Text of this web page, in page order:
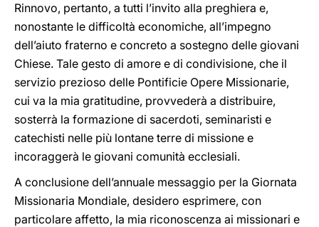
Rinnovo, pertanto, a tutti l’invito alla preghiera e,
nonostante le difficoltà economiche, all’impegno
dell’aiuto fraterno e concreto a sostegno delle giovani
Chiese. Tale gesto di amore e di condivisione, che il
servizio prezioso delle Pontificie Opere Missionarie,
cui va la mia gratitudine, provvederà a distribuire,
sosterrà la formazione di sacerdoti, seminaristi e
catechisti nelle più lontane terre di missione e
incoraggerà le giovani comunità ecclesiali.
A conclusione dell’annuale messaggio per la Giornata
Missionaria Mondiale, desidero esprimere, con
particolare affetto, la mia riconoscenza ai missionari e